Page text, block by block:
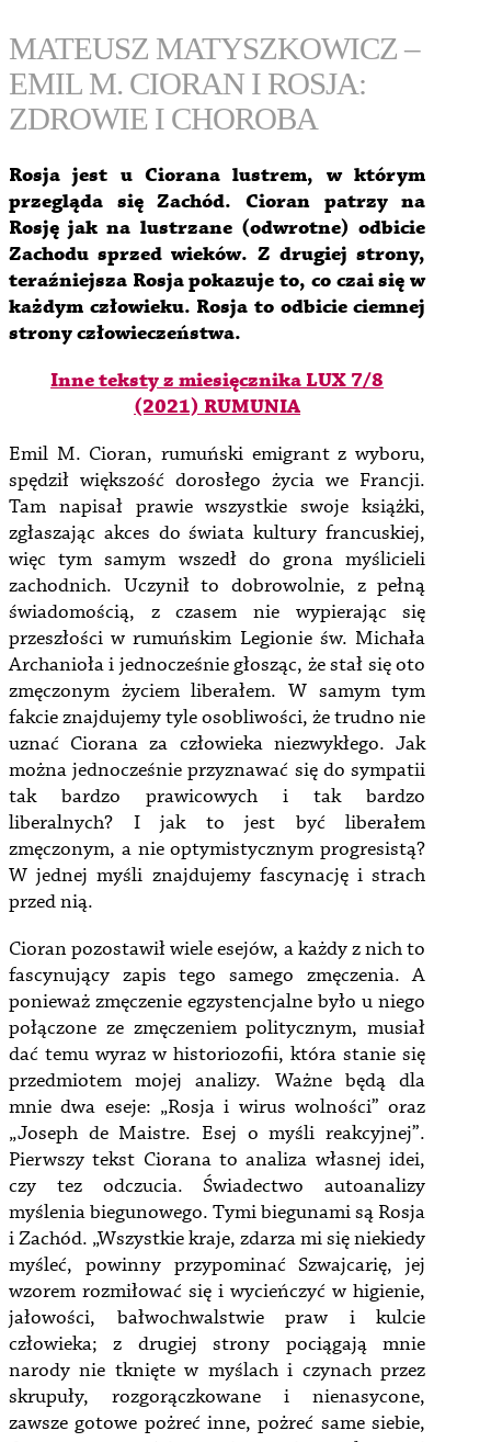
MATEUSZ MATYSZKOWICZ –
EMIL M. CIORAN I ROSJA:
ZDROWIE I CHOROBA
Rosja jest u Ciorana lustrem, w którym
przegląda się Zachód. Cioran patrzy na
Rosję jak na lustrzane (odwrotne) odbicie
Zachodu sprzed wieków. Z drugiej strony,
teraźniejsza Rosja pokazuje to, co czai się w
każdym człowieku. Rosja to odbicie ciemnej
strony człowieczeństwa.
Inne teksty z miesięcznika LUX 7/8
(2021) RUMUNIA
Emil M. Cioran, rumuński emigrant z wyboru,
spędził większość dorosłego życia we Francji.
Tam napisał prawie wszystkie swoje książki,
zgłaszając akces do świata kultury francuskiej,
więc tym samym wszedł do grona myślicieli
zachodnich. Uczynił to dobrowolnie, z pełną
świadomością, z czasem nie wypierając się
przeszłości w rumuńskim Legionie św. Michała
Archanioła i jednocześnie głosząc, że stał się oto
zmęczonym życiem liberałem. W samym tym
fakcie znajdujemy tyle osobliwości, że trudno nie
uznać Ciorana za człowieka niezwykłego. Jak
można jednocześnie przyznawać się do sympatii
tak bardzo prawicowych i tak bardzo
liberalnych? I jak to jest być liberałem
zmęczonym, a nie optymistycznym progresistą?
W jednej myśli znajdujemy fascynację i strach
przed nią.
Cioran pozostawił wiele esejów, a każdy z nich to
fascynujący zapis tego samego zmęczenia. A
ponieważ zmęczenie egzystencjalne było u niego
połączone ze zmęczeniem politycznym, musiał
dać temu wyraz w historiozofii, która stanie się
przedmiotem mojej analizy. Ważne będą dla
mnie dwa eseje: „Rosja i wirus wolności” oraz
„Joseph de Maistre. Esej o myśli reakcyjnej”.
Pierwszy tekst Ciorana to analiza własnej idei,
czy tez odczucia. Świadectwo autoanalizy
myślenia biegunowego. Tymi biegunami są Rosja
i Zachód. „Wszystkie kraje, zdarza mi się niekiedy
myśleć, powinny przypominać Szwajcarię, jej
wzorem rozmiłować się i wycieńczyć w higienie,
jałowości, bałwochwalstwie praw i kulcie
człowieka; z drugiej strony pociągają mnie
narody nie tknięte w myślach i czynach przez
skrupuły, rozgorączkowane i nienasycone,
zawsze gotowe pożreć inne, pożreć same siebie,